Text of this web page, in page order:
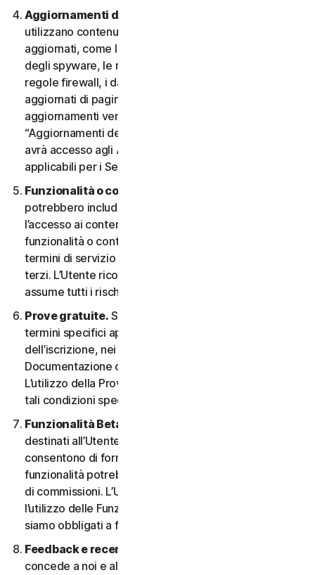
Aggiornamenti dei contenuti.
utilizzano contenuti che vengono periodicamente
aggiornati, come le definizioni dei virus, le definizioni
degli spyware, le regole antispam, gli elenchi URL, le
regole firewall, i dati di vulnerabilità e gli elenchi
aggiornati di pagine web autenticate. Questi
aggiornamenti vengono definiti collettivamente
“Aggiornamenti dei contenuti”. In tal caso, l’Utente
avrà accesso agli Aggiornamenti dei contenuti
applicabili per i Servizi durante il Periodo del Servizio.
Funzionalità o contenuti di terzi.
potrebbero includere funzionalità di terzi o consentire
l’accesso ai contenuti di un sito Web di terzi. Tali
funzionalità o contenuti possono essere soggetti ai
termini di servizio e alle informative sulla privacy di tali
terzi. L’Utente riconosce la sola responsabilità e si
assume tutti i rischi derivanti dall’uso di risorse di terzi.
Prove gratuite. Se offriamo una Prova gratuita, i
termini specifici applicabili saranno forniti al momento
dell’iscrizione, nei materiali promozionali e/o nella
Documentazione che ne descrivono i dettagli.
L’utilizzo della Prova gratuita è soggetto al rispetto di
tali condizioni specifiche.
Funzionalità Beta.
destinati all’Utente le funzionalità Beta che
consentono di fornire feedback. L’utilizzo di tali
funzionalità potrebbe essere soggetto al pagamento
di commissioni. L’Utente comprende e accetta che
l’utilizzo delle Funzionalità Beta è volontario e non
siamo obbligati a fornire alcuna Funzionalità Beta.
Feedback e recensioni.
concede a noi e alle nostre affiliate l’autorizzazione a